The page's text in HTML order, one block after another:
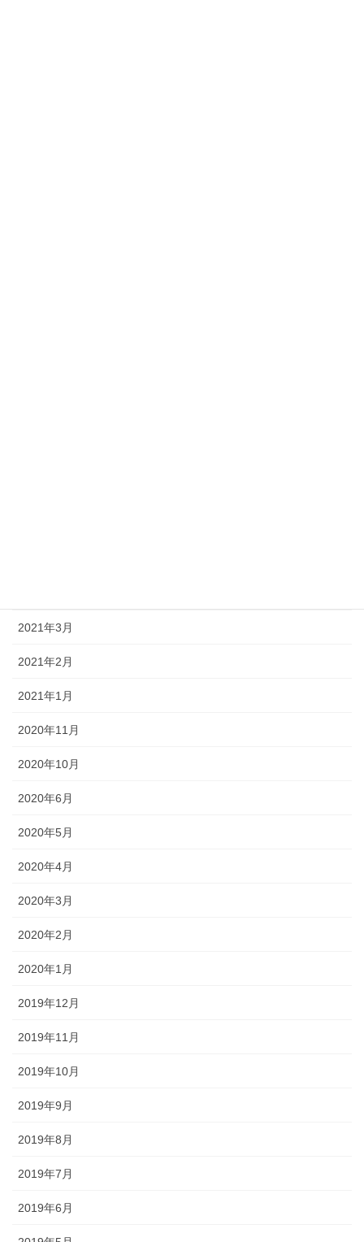
2021年3月
2021年2月
2021年1月
2020年11月
2020年10月
2020年6月
2020年5月
2020年4月
2020年3月
2020年2月
2020年1月
2019年12月
2019年11月
2019年10月
2019年9月
2019年8月
2019年7月
2019年6月